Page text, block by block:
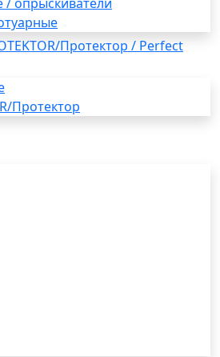
опрыскиватели
Протектор / Perfect
Протектор